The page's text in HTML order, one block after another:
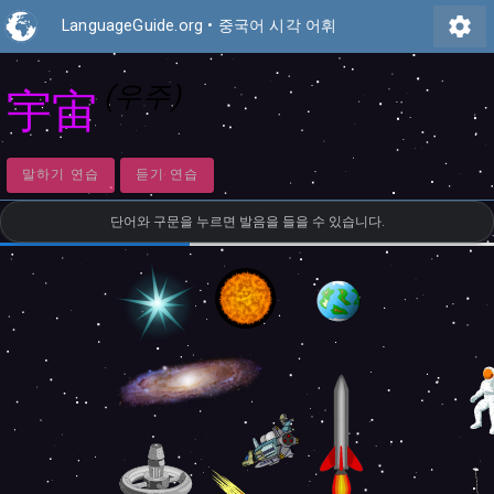
LanguageGuide.org • 중국어 시각 어휘 settings
宇宙 (우주)
말하기 연습 듣기 연습
단어와 구문을 누르면 발음을 들을 수 있습니다.